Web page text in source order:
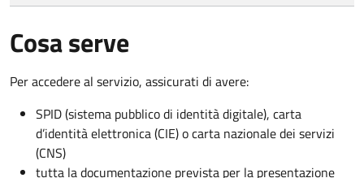
Cosa serve
Per accedere al servizio, assicurati di avere:
SPID (sistema pubblico di identità digitale), carta
d’identità elettronica (CIE) o carta nazionale dei servizi
(CNS)
tutta la documentazione prevista per la presentazione